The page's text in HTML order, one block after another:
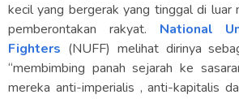
kecil yang bergerak yang tinggal di luar
pemberontakan rakyat. National
Fighters (NUFF) melihat dirinya
“membimbing panah sejarah ke
mereka anti-imperialis , anti-kapitalis